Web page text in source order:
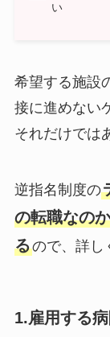
い
希望する施設
接に進めない
それだけでは
逆指名制度の
の転職なの
るので、詳し
1.雇用する